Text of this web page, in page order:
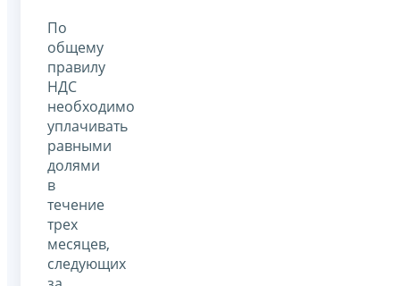
По
общему
правилу
НДС
необходимо
уплачивать
равными
долями
в
течение
трех
месяцев,
следующих